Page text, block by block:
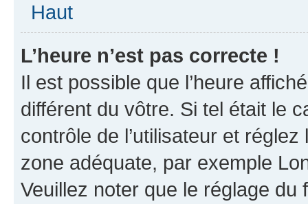
Haut
L’heure n’est pas correcte !
Il est possible que l’heure
différent du vôtre. Si tel était le
contrôle de l’utilisateur et
zone adéquate, par exemple
Veuillez noter que le réglage